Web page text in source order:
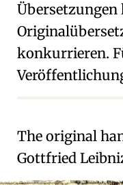
konkurrieren.
The original
Gottfried